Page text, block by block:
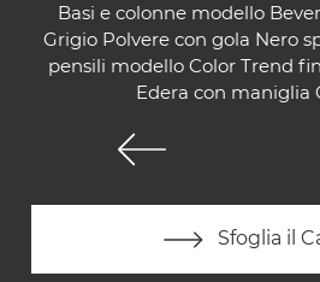
Basi e colonne modello
Grigio Polvere con gola Nero
pensili modello Color Trend
Edera con maniglia
Sfoglia il